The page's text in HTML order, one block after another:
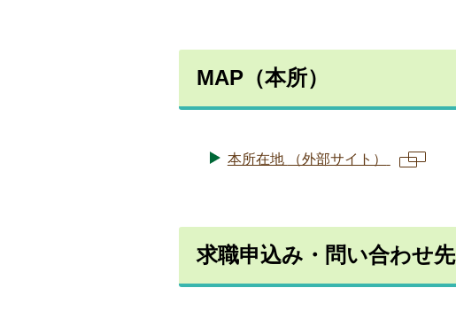
MAP（本所）
本所在地
（外部サイト）
開き
ます
求職申込み・問い合わせ先